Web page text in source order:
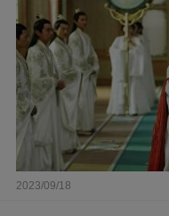
2023/09/18